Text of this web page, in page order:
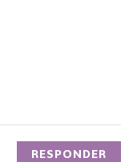
RESPONDER